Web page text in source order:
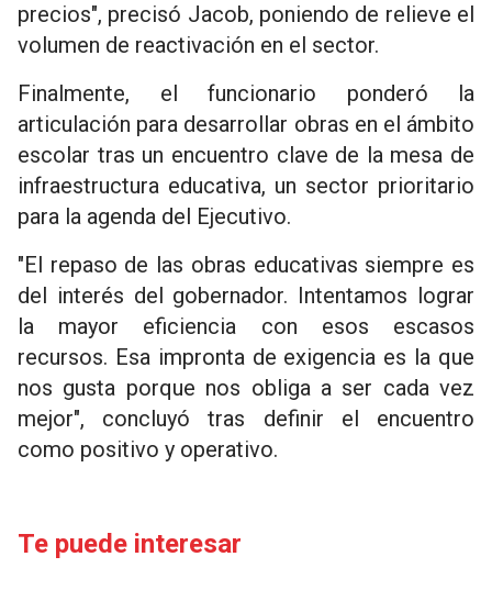
precios", precisó Jacob, poniendo de relieve el
volumen de reactivación en el sector.
Finalmente, el funcionario ponderó la
articulación para desarrollar obras en el ámbito
escolar tras un encuentro clave de la mesa de
infraestructura educativa, un sector prioritario
para la agenda del Ejecutivo.
"El repaso de las obras educativas siempre es
del interés del gobernador. Intentamos lograr
la mayor eficiencia con esos escasos
recursos. Esa impronta de exigencia es la que
nos gusta porque nos obliga a ser cada vez
mejor", concluyó tras definir el encuentro
como positivo y operativo.
Te puede interesar